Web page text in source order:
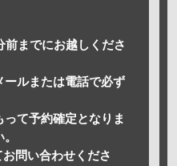
前までにお越しくださ
ールまたは電話で必ず
て予約確定となりま
問い合わせくださ